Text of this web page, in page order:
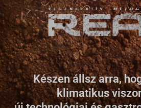
Készen állsz arra,
klimatikus